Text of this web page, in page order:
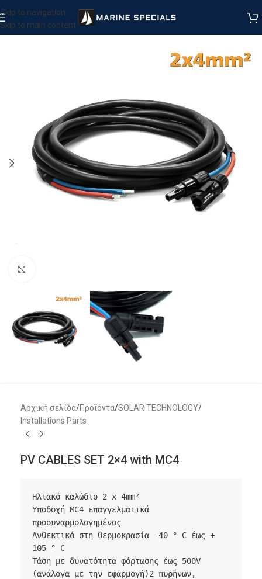
Skip to navigation
Skip to main content
Αρχική σελίδα/Προϊόντα/SOLAR TECHNOLOGY/
Installations Parts
PV CABLES SET 2×4 with MC4
Ηλιακό καλώδιο 2 x 4mm²
Υποδοχή MC4 επαγγελματικά
προσυναρμολογημένος
Ανθεκτικό στη θερμοκρασία -40 ° C έως +
105 ° C
Τάση με δυνατότητα φόρτωσης έως 500V
(ανάλογα με την εφαρμογή)2 πυρήνων,